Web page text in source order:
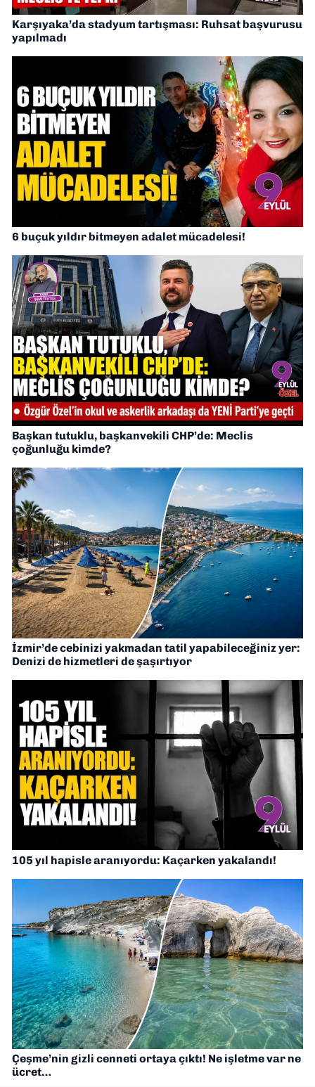
Karşıyaka’da stadyum tartışması: Ruhsat başvurusu
yapılmadı
6 buçuk yıldır bitmeyen adalet mücadelesi!
Başkan tutuklu, başkanvekili CHP’de: Meclis
çoğunluğu kimde?
İzmir’de cebinizi yakmadan tatil yapabileceğiniz yer:
Denizi de hizmetleri de şaşırtıyor
105 yıl hapisle aranıyordu: Kaçarken yakalandı!
Çeşme’nin gizli cenneti ortaya çıktı! Ne işletme var ne
ücret…